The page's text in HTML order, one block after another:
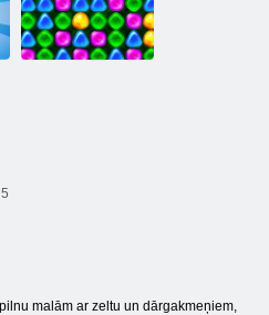
Kaķēnu burbuļi
malām ar zeltu un dārgakmeņiem,